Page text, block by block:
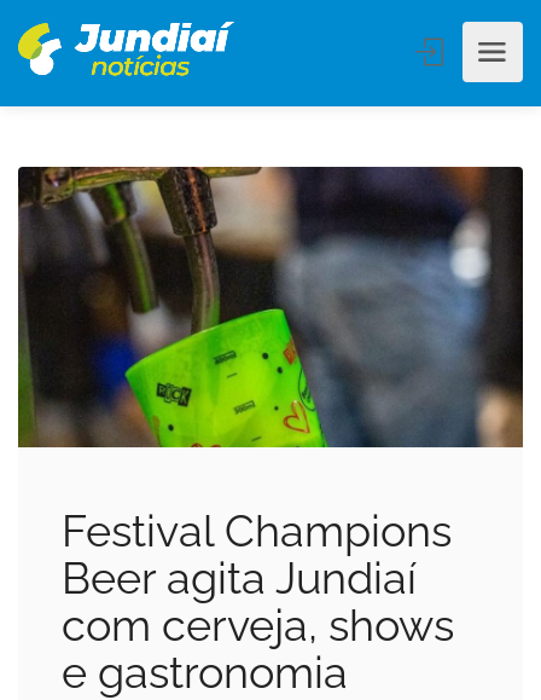
Festival Champions
Beer agita Jundiaí
com cerveja, shows
e gastronomia